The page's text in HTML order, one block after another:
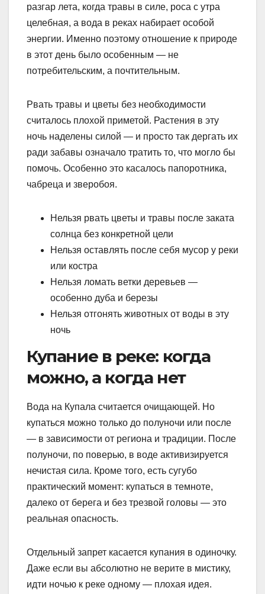
разгар лета, когда травы в силе, роса с утра
целебная, а вода в реках набирает особой
энергии. Именно поэтому отношение к природе
в этот день было особенным — не
потребительским, а почтительным.
Рвать травы и цветы без необходимости
считалось плохой приметой. Растения в эту
ночь наделены силой — и просто так дергать их
ради забавы означало тратить то, что могло бы
помочь. Особенно это касалось папоротника,
чабреца и зверобоя.
Нельзя рвать цветы и травы после заката
солнца без конкретной цели
Нельзя оставлять после себя мусор у реки
или костра
Нельзя ломать ветки деревьев —
особенно дуба и березы
Нельзя отгонять животных от воды в эту
ночь
Купание в реке: когда
можно, а когда нет
Вода на Купала считается очищающей. Но
купаться можно только до полуночи или после
— в зависимости от региона и традиции. После
полуночи, по поверью, в воде активизируется
нечистая сила. Кроме того, есть сугубо
практический момент: купаться в темноте,
далеко от берега и без трезвой головы — это
реальная опасность.
Отдельный запрет касается купания в одиночку.
Даже если вы абсолютно не верите в мистику,
идти ночью к реке одному — плохая идея.